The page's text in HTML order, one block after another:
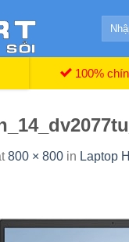
Search
100%
800 × 800 in Laptop